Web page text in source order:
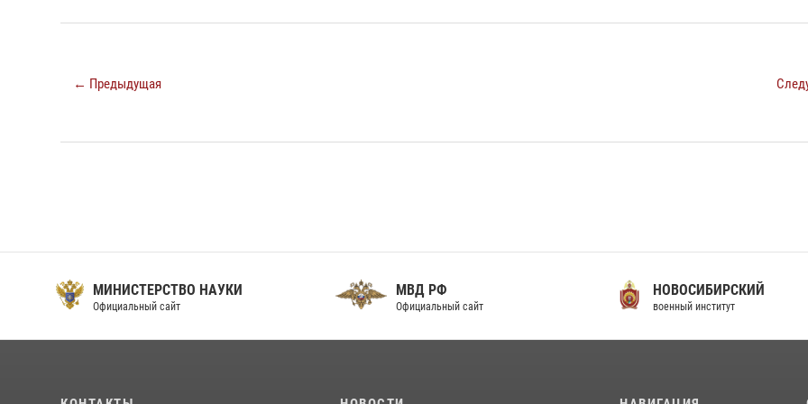
← Предыдущая
МИНИСТЕРСТВО НАУКИ
Официальный сайт
МВД РФ
Официальный сайт
НОВОСИБИРСКИЙ
военный институт